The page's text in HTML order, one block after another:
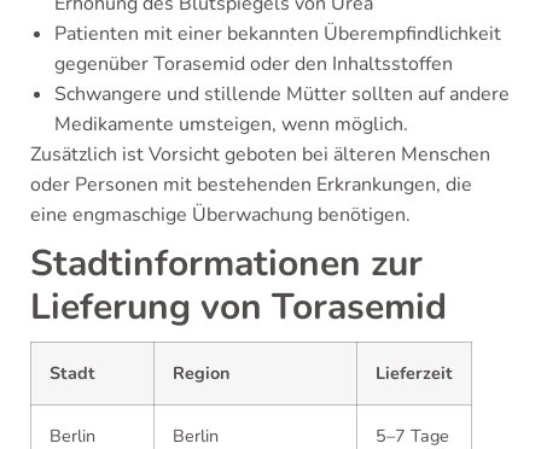
Patienten mit einer bekannten Überempfindlichkeit
gegenüber Torasemid oder den Inhaltsstoffen
Schwangere und stillende Mütter sollten auf andere
Medikamente umsteigen, wenn möglich.
Zusätzlich ist Vorsicht geboten bei älteren Menschen
oder Personen mit bestehenden Erkrankungen, die
eine engmaschige Überwachung benötigen.
Stadtinformationen zur
Lieferung von Torasemid
Stadt Region Lieferzeit
Berlin Berlin 5–7 Tage